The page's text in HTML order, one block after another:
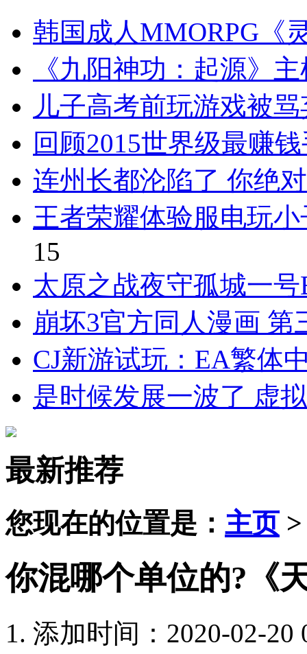
韩国成人MMORPG《
《九阳神功：起源》
儿子高考前玩游戏被
回顾2015世界级最赚
连州长都沦陷了 你绝
王者荣耀体验服电玩
15
太原之战夜守孤城一
崩坏3官方同人漫画
CJ新游试玩：EA繁体
是时候发展一波了 虚
最新推荐
您现在的位置是： 主页
你混哪个单位的?《
添加时间：2020-02-20